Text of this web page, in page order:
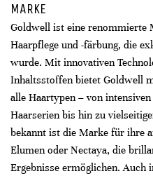
MARKE
Goldwell ist eine renommierte
Haarpflege und -färbung, die
wurde. Mit innovativen
Inhaltsstoffen bietet Goldwell
alle Haartypen – von
Haarserien bis hin zu
bekannt ist die Marke für ihre
Elumen oder Nectaya, die
Ergebnisse ermöglichen. Auch